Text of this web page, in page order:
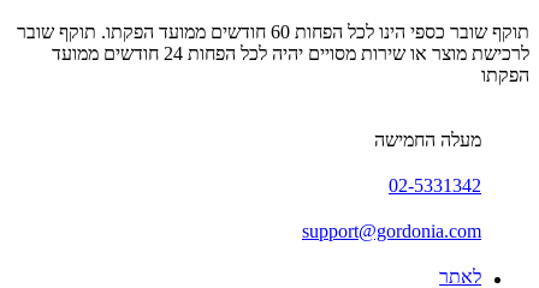
תוקף שובר כספי הינו לכל הפחות 60 חודשים ממועד הפקתו. תוקף שובר
לרכישת מוצר או שירות מסויים יהיה לכל הפחות 24 חודשים ממועד
הפקתו
מעלה החמישה
02-5331342
support@gordonia.com
לאתר